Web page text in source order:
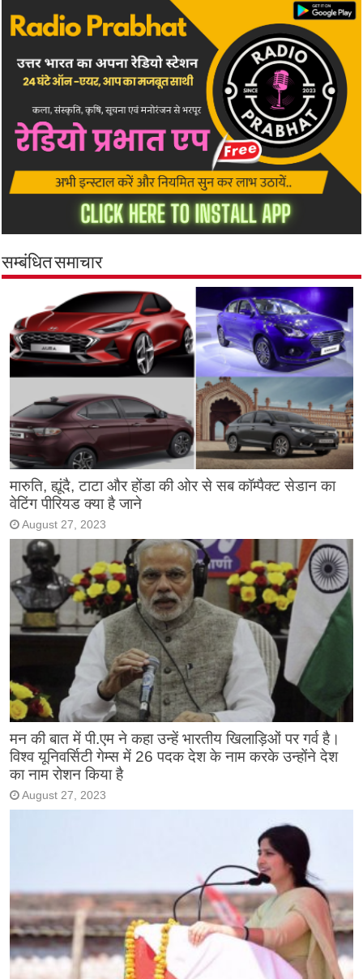
सम्बंधित समाचार
मारुति, ह्यूंदै, टाटा और होंडा की ओर से सब कॉम्पैक्ट सेडान का
वेटिंग पीरियड क्या है जाने
August 27, 2023
मन की बात में पी.एम ने कहा उन्हें भारतीय खिलाड़िओं पर गर्व है।
विश्व यूनिवर्सिटी गेम्स में 26 पदक देश के नाम करके उन्होंने देश
का नाम रोशन किया है
August 27, 2023